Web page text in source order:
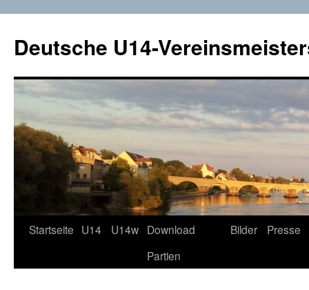
Deutsche U14-
Zum
Startseite U14 U14w Download
Partien
Bilder Presse